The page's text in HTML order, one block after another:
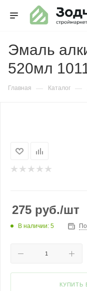
Эмаль
520мл
Главная — Каталог —
275 руб./шт
В наличии: 5
КУПИТЬ